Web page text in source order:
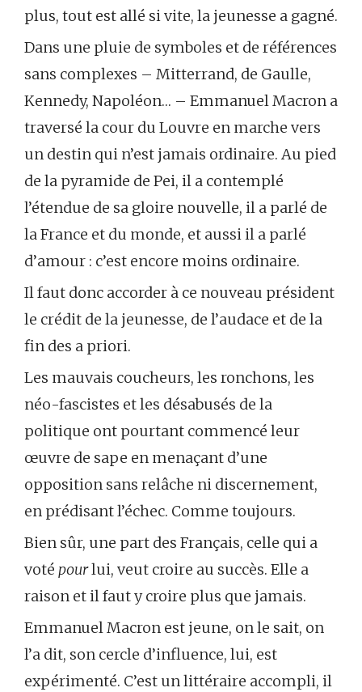
plus, tout est allé si vite, la jeunesse a gagné.
Dans une pluie de symboles et de références
sans complexes – Mitterrand, de Gaulle,
Kennedy, Napoléon… – Emmanuel Macron a
traversé la cour du Louvre en marche vers
un destin qui n’est jamais ordinaire. Au pied
de la pyramide de Pei, il a contemplé
l’étendue de sa gloire nouvelle, il a parlé de
la France et du monde, et aussi il a parlé
d’amour : c’est encore moins ordinaire.
Il faut donc accorder à ce nouveau président
le crédit de la jeunesse, de l’audace et de la
fin des a priori.
Les mauvais coucheurs, les ronchons, les
néo-fascistes et les désabusés de la
politique ont pourtant commencé leur
œuvre de sape en menaçant d’une
opposition sans relâche ni discernement,
en prédisant l’échec. Comme toujours.
Bien sûr, une part des Français, celle qui a
voté pourlui, veut croire au succès. Elle a
raison et il faut y croire plus que jamais.
Emmanuel Macron est jeune, on le sait, on
l’a dit, son cercle d’influence, lui, est
expérimenté. C’est un littéraire accompli, il